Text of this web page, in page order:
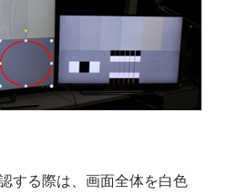
する際は、画面全体を白色